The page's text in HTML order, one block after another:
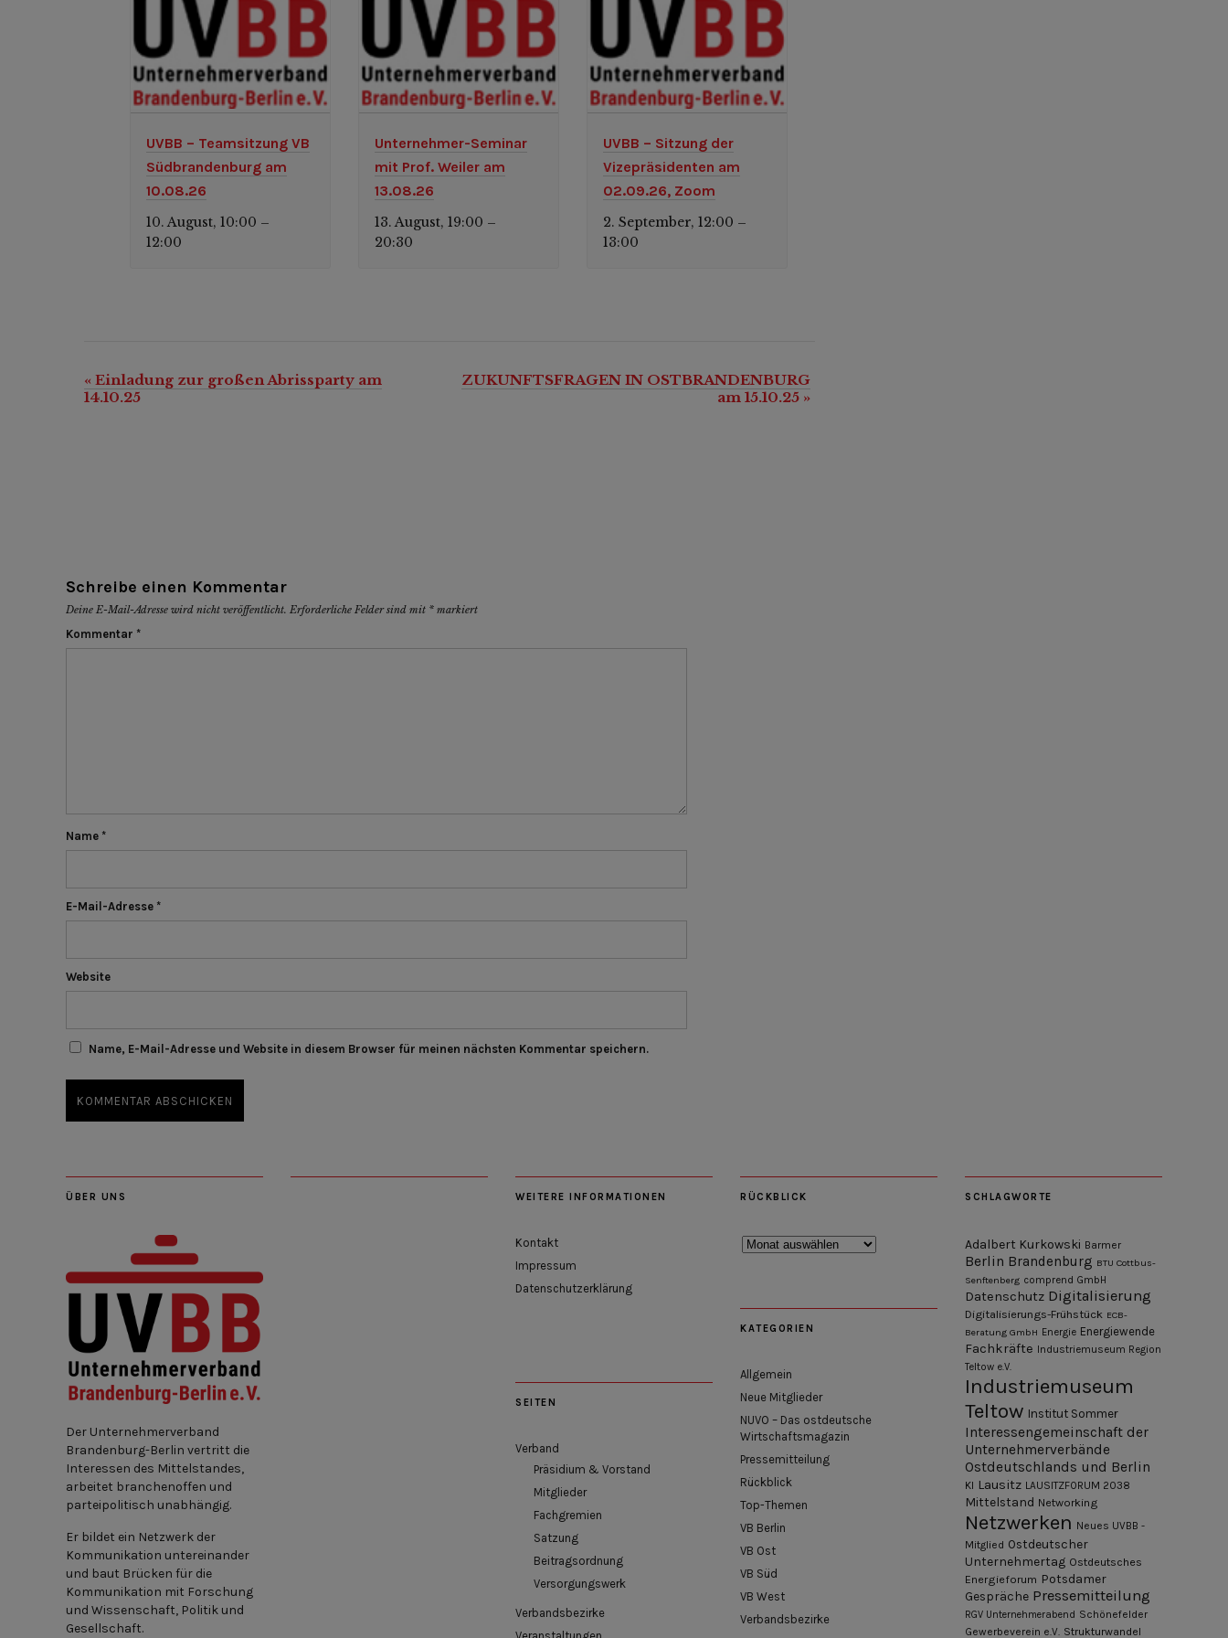
UVBB – Teamsitzung VB
Südbrandenburg am
10.08.26
10. August, 10:00 –
12:00
Unternehmer-Seminar
mit Prof. Weiler am
13.08.26
13. August, 19:00 –
20:30
UVBB – Sitzung der
Vizepräsidenten am
02.09.26, Zoom
2. September, 12:00 –
13:00
Veranstaltung-
Navigation
« Einladung zur großen Abrissparty am
14.10.25
ZUKUNFTSFRAGEN IN OSTBRANDENBURG
am 15.10.25 »
Schreibe einen Kommentar
Deine E-Mail-Adresse wird nicht veröffentlicht. Erforderliche Felder sind mit * markiert
Kommentar *
Name *
E-Mail-Adresse *
Website
Name, E-Mail-Adresse und Website in diesem Browser für meinen nächsten Kommentar speichern.
ÜBER UNS
Der Unternehmerverband
Brandenburg-Berlin vertritt die
Interessen des Mittelstandes,
arbeitet branchenoffen und
parteipolitisch unabhängig.
Er bildet ein Netzwerk der
Kommunikation untereinander
und baut Brücken für die
Kommunikation mit Forschung
und Wissenschaft, Politik und
Gesellschaft.
WEITERE INFORMATIONEN
Kontakt
Impressum
Datenschutzerklärung
SEITEN
Verband
Präsidium & Vorstand
Mitglieder
Fachgremien
Satzung
Beitragsordnung
Versorgungswerk
Verbandsbezirke
RÜCKBLICK
Rückblick
KATEGORIEN
Allgemein
Neue Mitglieder
NUVO – Das ostdeutsche
Wirtschaftsmagazin
Pressemitteilung
Rückblick
Top-Themen
VB Berlin
VB Ost
VB Süd
VB West
Verbandsbezirke
SCHLAGWORTE
Adalbert Kurkowski Barmer
Berlin Brandenburg BTU Cottbus-
Senftenberg comprend GmbH
Datenschutz Digitalisierung
Digitalisierungs-Frühstück ECB-
Beratung GmbH Energie Energiewende
Fachkräfte
Industriemuseum Region
Teltow e.V.
Industriemuseum
Teltow Institut Sommer
Interessengemeinschaft der
Unternehmerverbände
Ostdeutschlands und Berlin
KI Lausitz LAUSITZFORUM 2038
Mittelstand Networking
Netzwerken Neues UVBB -
Mitglied Ostdeutscher
Unternehmertag Ostdeutsches
Energieforum Potsdamer
Gespräche Pressemitteilung
RGV Unternehmerabend Schönefelder
Gewerbeverein e.V. Strukturwandel